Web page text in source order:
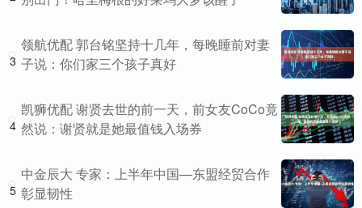
3
领航优配 郭台铭坚持十几年，每晚睡前对妻
子说：你们家三个孩子真好
4
凯狮优配 谢贤去世的前一天，前女友CoCo竟
然说：谢贤就是她最值钱入场券
5
中金辰大 专家：上半年中国—东盟经贸合作
彰显韧性